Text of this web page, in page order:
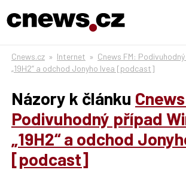
Cnews.cz » Internet » Cnews FM:
„19H2“ a odchod Jonyho Ivea [podcast]
Názory k článku
Podivuhodný případ
„19H2“ a odchod
[podcast]